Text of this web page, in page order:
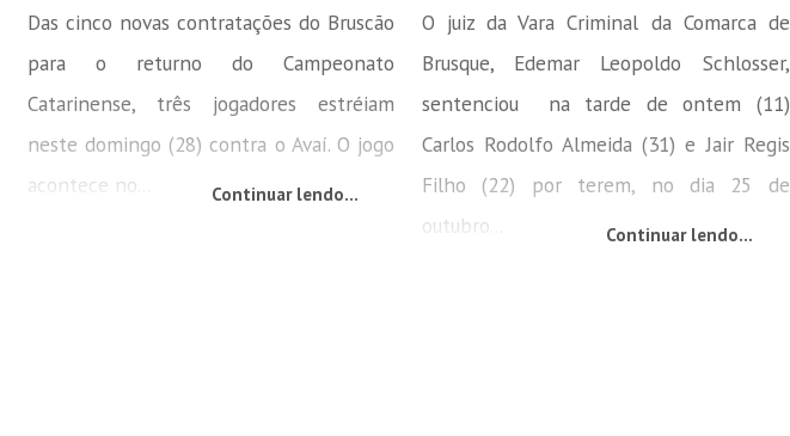
Das cinco novas contratações do Bruscão
para o returno do Campeonato
Catarinense, três jogadores estréiam
neste domingo (28) contra o Avaí. O jogo
acontece no...
Continuar lendo...
O juiz da Vara Criminal da Comarca de
Brusque, Edemar Leopoldo Schlosser,
sentenciou na tarde de ontem (11)
Carlos Rodolfo Almeida (31) e Jair Regis
Filho (22) por terem, no dia 25 de
outubro...
Continuar lendo...